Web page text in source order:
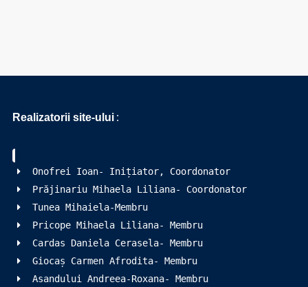
Realizatorii site-ului :
Onofrei Ioan- Inițiator, Coordonator
Prăjinariu Mihaela Liliana- Coordonator
Tunea Mihaiela-Membru
Pricope Mihaela Liliana- Membru
Cardas Daniela Cerasela- Membru
Giocaș Carmen Afrodita- Membru
Asandului Andreea-Roxana- Membru